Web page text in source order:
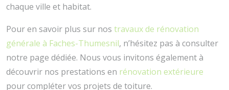
chaque ville et habitat.
Pour en savoir plus sur nos travaux de rénovation
générale à Faches-Thumesnil, n’hésitez pas à consulter
notre page dédiée. Nous vous invitons également à
découvrir nos prestations en rénovation extérieure
pour compléter vos projets de toiture.